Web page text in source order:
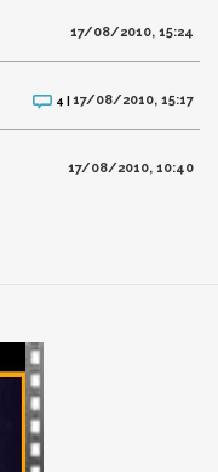
17/08/2010, 15:24
4 |17/08/2010, 15:17
17/08/2010, 10:40